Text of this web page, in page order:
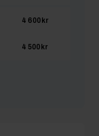
4 600 kr
4 500 kr